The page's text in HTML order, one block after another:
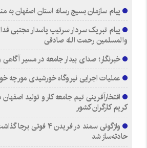
پیام سازمان بسیج رسانه استان اصفهان به
پیام تبریک سردار سرتیپ پاسدار مجتبی
والمسلمین رحمت الله صادقی
خبرنگار؛ صدای بیدار جامعه در مسیر
عملیات اجرایی نیروگاه خورشیدی
افتخارآفرینی تیم جامعه کار و تولید
کریم کارگران کشور
واژگونی سمند در فریدن ۴
حادثه‌ساز شد